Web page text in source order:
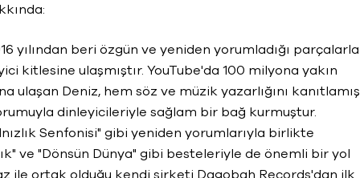
yılından beri özgün ve yeniden yorumladığı parçalarla
kitlesine ulaşmıştır. YouTube'da 100 milyona yakın
ulaşan Deniz, hem söz ve müzik yazarlığını kanıtlamış
dinleyicileriyle sağlam bir bağ kurmuştur.
Senfonisi" gibi yeniden yorumlarıyla birlikte
ve "Dönsün Dünya" gibi besteleriyle de önemli bir yol